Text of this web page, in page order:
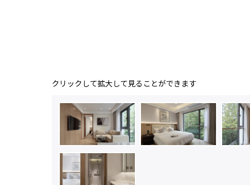
クリックして拡大して見ることができます